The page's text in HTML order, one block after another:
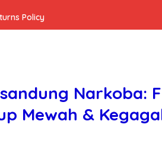
Policy
Narkoba:
Mewah &